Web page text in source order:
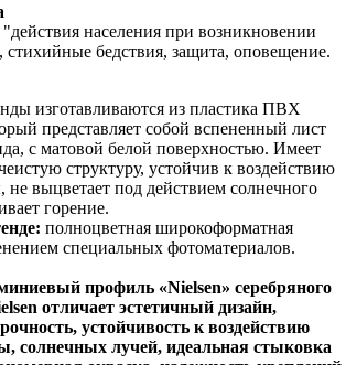
населения при возникновении
бедствия, защита, оповещение.
изготавливаются из пластика ПВХ
представляет собой вспененный лист
с матовой белой поверхностью. Имеет
структуру, устойчив к воздействию
выцветает под действием солнечного
горение.
полноцветная широкоформатная
специальных фотоматериалов.
профиль «Nielsen» серебряного
отличает эстетичный дизайн,
устойчивость к воздействию
солнечных лучей, идеальная стыковка